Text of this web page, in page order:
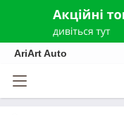
AriArt Auto